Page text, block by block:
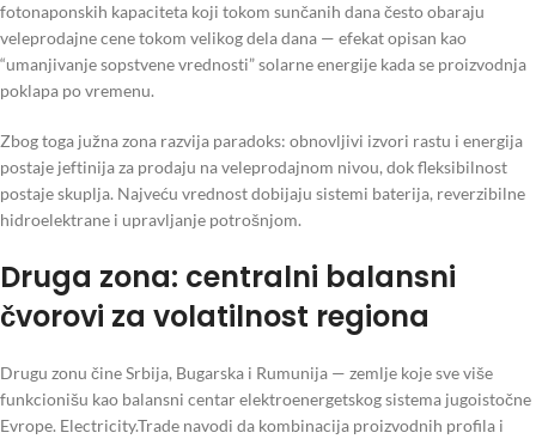
fotonaponskih kapaciteta koji tokom sunčanih dana često obaraju
veleprodajne cene tokom velikog dela dana — efekat opisan kao
“umanjivanje sopstvene vrednosti” solarne energije kada se proizvodnja
poklapa po vremenu.
Zbog toga južna zona razvija paradoks: obnovljivi izvori rastu i energija
postaje jeftinija za prodaju na veleprodajnom nivou, dok fleksibilnost
postaje skuplja. Najveću vrednost dobijaju sistemi baterija, reverzibilne
hidroelektrane i upravljanje potrošnjom.
Druga zona: centralni balansni
čvorovi za volatilnost regiona
Drugu zonu čine Srbija, Bugarska i Rumunija — zemlje koje sve više
funkcionišu kao balansni centar elektroenergetskog sistema jugoistočne
Evrope. Electricity.Trade navodi da kombinacija proizvodnih profila i